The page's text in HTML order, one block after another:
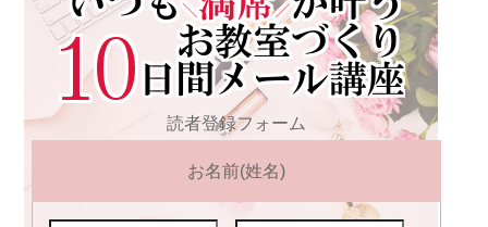
読者登録フォーム
お名前(姓名)